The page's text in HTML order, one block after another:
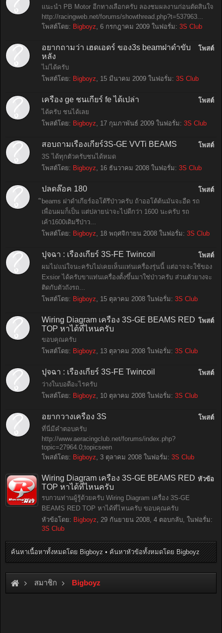
แนะนำ PB Motor อีกทางเลือกครับ ลองชมผลงานก่อนตัดสินใจ
http://racingweb.net/forums/showthread.php?t=537963...
โพสต์โดย: Bigboyz, 6 กรกฎาคม 2009 ในฟอรั่ม: 3S Club
โพสต์
อยากถามว่า เฮดเอดร์ ของ3s beamฝาดำขับ
หลัง
ไม่ได้ครับ
โพสต์โดย: Bigboyz, 15 มีนาคม 2009 ในฟอรั่ม: 3S Club
โพสต์
เครื่อง ge ชนเกียร์ fe ได้เปล่า
ได้ครับ ชนได้เลย
โพสต์โดย: Bigboyz, 17 กุมภาพันธ์ 2009 ในฟอรั่ม: 3S Club
โพสต์
สอบถามเรื่องเกียร์3S-GE VVTi BEAMS
3S ได้ทุกตัวครับชนได้หมด
โพสต์โดย: Bigboyz, 16 ธันวาคม 2008 ในฟอรั่ม: 3S Club
โพสต์
ปลดล๊อค 180
ิbeams ฝาดำเกียร์ออโต้รึป่าวครับ ถ้าออโต้ต้นมันจะอืด รถ
เพื่อนผมก็เป็น แต่ปลายน่าจะไปดีกว่า 1600 นะครับ รถ
เค้า1600เดิมรึป่าว...
โพสต์โดย: Bigboyz, 18 พฤศจิกายน 2008 ในฟอรั่ม: 3S Club
โพสต์
ปุจฉา : เรื่องเกียร์ 3S-FE Twincoil
ผมไม่แน่ใจนะครับไม่เคยเห็นแท่นเครื่องรุ่นนี้ แต่อาจจะใช้ของ
Exsior ได้ครับขาแท่นเครื่องตั้งขึ้นมาใช่ป่าวครับ ส่วนตัวยางจะ
ติดกับตัวถังรถ...
โพสต์โดย: Bigboyz, 15 ตุลาคม 2008 ในฟอรั่ม: 3S Club
โพสต์
Wiring Diagram เครื่อง 3S-GE BEAMS RED
TOP หาได้ที่ไหนครับ
ขอบคุณครับ
โพสต์โดย: Bigboyz, 13 ตุลาคม 2008 ในฟอรั่ม: 3S Club
โพสต์
ปุจฉา : เรื่องเกียร์ 3S-FE Twincoil
ว่างในบอดีอะไรครับ
โพสต์โดย: Bigboyz, 10 ตุลาคม 2008 ในฟอรั่ม: 3S Club
โพสต์
อยากวางเครื่อง 3S
ที่นี่มีคำตอบครับ
http://www.aeracingclub.net/forums/index.php?
topic=27964.0;topicseen
โพสต์โดย: Bigboyz, 3 ตุลาคม 2008 ในฟอรั่ม: 3S Club
หัวข้อ
Wiring Diagram เครื่อง 3S-GE BEAMS RED
TOP หาได้ที่ไหนครับ
รบกวนท่านผู้รู้ด้วยครับ Wiring Diagram เครื่อง 3S-GE
BEAMS RED TOP หาได้ที่ไหนครับ ขอบคุณครับ
หัวข้อโดย: Bigboyz, 29 กันยายน 2008, 4 ตอบกลับ, ในฟอรั่ม:
3S Club
ค้นหาเนื้อหาทั้งหมดโดย Bigboyz ค้นหาหัวข้อทั้งหมดโดย Bigboyz
สมาชิก Bigboyz